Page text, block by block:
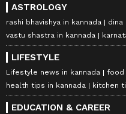
ASTROLOGY
rashi bhavishya in kannada dina
vastu shastra in kannada
LIFESTYLE
Lifestyle news in kannada
food
health tips in kannada
kitchen
EDUCATION & CAREER